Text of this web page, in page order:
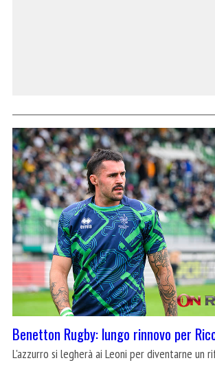
Benetton Rugby: lungo rinnovo per
L'azzurro si legherà ai Leoni per diventarne un